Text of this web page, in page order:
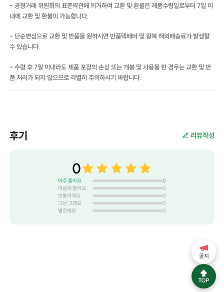
- 공정거래 위원회의 표준약관에 의거하여 교환 및 환불은 제품수령일로부터 7일 이
내에 교환 및 환불이 가능합니다.
- 단순변심으로 교환 및 반품을 원하시면 반품택배비 및 왕복 해외배송료가 발생할
수 있습니다.
- 수령 후 7일 이내라도 제품 포장의 손상 또는 개봉 및 사용을 한 경우는 교환 및 반
품 처리가 되지 않으므로 각별히 주의하시기 바랍니다.
후기 리뷰작성
0
아주 좋아요
0
마음에 들어요
0
보통이에요
0
그냥 그래요
0
별로예요
0
공지